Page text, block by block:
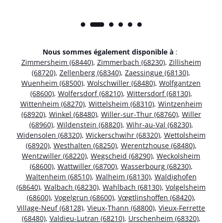
Nous sommes également disponible à :
Zimmersheim (68440), Zimmerbach (68230), Zillisheim
(68720), Zellenberg (68340), Zaessingue (68130),
Wuenheim (68500), Wolschwiller (68480), Wolfgantzen
(68600), Wolfersdorf (68210), Wittersdorf (68130),
Wittenheim (68270), Wittelsheim (68310), Wintzenheim
(68920), Winkel (68480), Willer-sur-Thur (68760), Willer
(68960), Wildenstein (68820), Wihr-au-Val (68230),
Widensolen (68320), Wickerschwihr (68320), Wettolsheim
(68920), Westhalten (68250), Werentzhouse (68480),
Wentzwiller (68220), Wegscheid (68290), Weckolsheim
(68600), Wattwiller (68700), Wasserbourg (68230),
Waltenheim (68510), Walheim (68130), Waldighofen
(68640), Walbach (68230), Wahlbach (68130), Volgelsheim
(68600), Vogelgrun (68600), Vœgtlinshoffen (68420),
Village-Neuf (68128), Vieux-Thann (68800), Vieux-Ferrette
(68480), Valdieu-Lutran (68210), Urschenheim (68320),